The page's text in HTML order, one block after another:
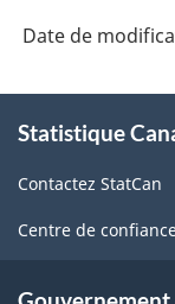
Date de
propos
ce
site
Statistique
Contactez StatCan
Centre de